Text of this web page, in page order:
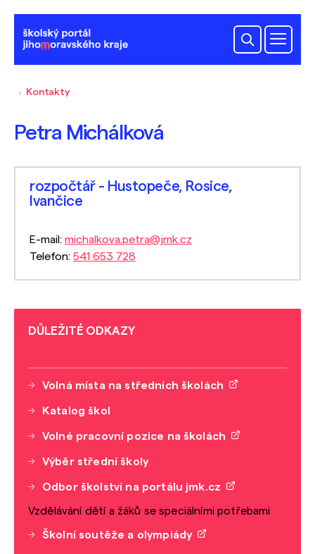
Kontakty
Petra Michálková
rozpočtář - Hustopeče, Rosice,
Ivančice
E-mail: michalkova.petra@jmk.cz
Telefon: 541 653 728
DŮLEŽITÉ ODKAZY
Volná místa na středních školách
Katalog škol
Volné pracovní pozice na školách
Výběr střední školy
Odbor školství na portálu jmk.cz
Vzdělávání dětí a žáků se speciálními potřebami
Školní soutěže a olympiády